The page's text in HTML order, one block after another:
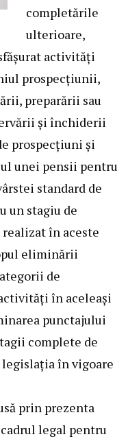
completările
ulterioare,
activităţi
prospecţiunii,
preparării sau
şi închiderii
prospecţiuni şi
unei pensii pentru
standard de
un stagiu de
în aceste
eliminării
de
în aceleaşi
punctajului
complete de
în vigoare
prin prezenta
legal pentru